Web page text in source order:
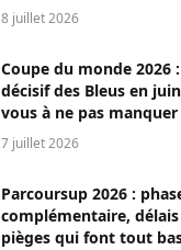
8 juillet 2026
Coupe du monde 2026
décisif des Bleus en
vous à ne pas manquer
7 juillet 2026
Parcoursup 2026 :
complémentaire,
pièges qui font tout